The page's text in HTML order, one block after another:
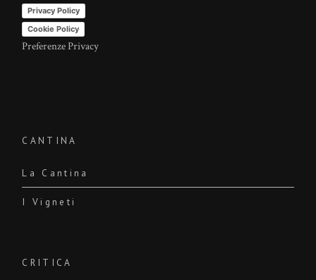
Privacy Policy
Cookie Policy
Preferenze Privacy
CANTINA
La Cantina
I Vigneti
CRITICA